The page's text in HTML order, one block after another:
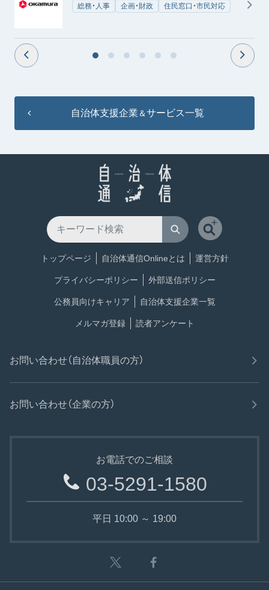
総務・人事 企画・財政 住民窓口・市民対応
自治体支援企業 ＆サービス一覧
トップページ 自治体通信Onlineとは 運営方針
プライバシーポリシー 外部送信ポリシー
公務員向けキャリア 自治体支援企業一覧
メルマガ登録 読者アンケート
お問い合わせ（自治体職員の方）
お問い合わせ（企業の方）
お電話でのご相談
03-5291-1580
平日 10:00 ～ 19:00